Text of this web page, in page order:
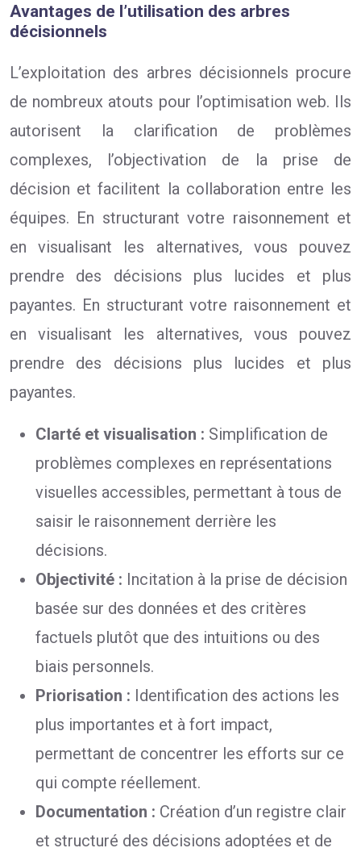
Avantages de l’utilisation des arbres
décisionnels
L’exploitation des arbres décisionnels procure
de nombreux atouts pour l’optimisation web. Ils
autorisent la clarification de problèmes
complexes, l’objectivation de la prise de
décision et facilitent la collaboration entre les
équipes. En structurant votre raisonnement et
en visualisant les alternatives, vous pouvez
prendre des décisions plus lucides et plus
payantes. En structurant votre raisonnement et
en visualisant les alternatives, vous pouvez
prendre des décisions plus lucides et plus
payantes.
Clarté et visualisation : Simplification de
problèmes complexes en représentations
visuelles accessibles, permettant à tous de
saisir le raisonnement derrière les
décisions.
Objectivité : Incitation à la prise de décision
basée sur des données et des critères
factuels plutôt que des intuitions ou des
biais personnels.
Priorisation : Identification des actions les
plus importantes et à fort impact,
permettant de concentrer les efforts sur ce
qui compte réellement.
Documentation : Création d’un registre clair
et structuré des décisions adoptées et de